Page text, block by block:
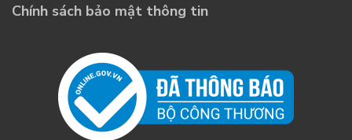
Chính sách bảo mật thông tin